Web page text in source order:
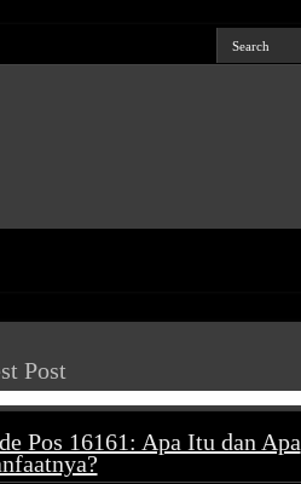
Post
Pos 16161: Apa Itu dan Apa